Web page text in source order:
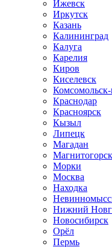
Ижевск
Иркутск
Казань
Калининград
Калуга
Карелия
Киров
Киселевск
Краснодар
Красноярск
Кызыл
Липецк
Магадан
Магнитогорск
Морки
Москва
Находка
Нижний
Новосибирск
Орёл
Пермь